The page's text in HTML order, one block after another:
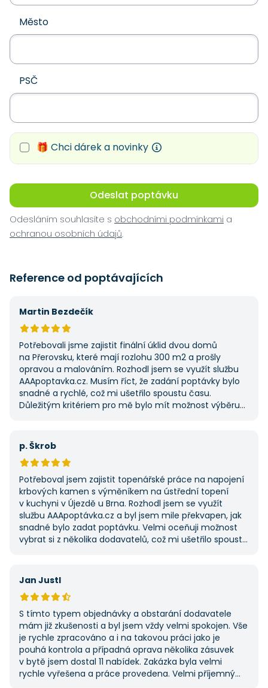
Město
PSČ
🎁 Chci dárek a novinky
Odeslat poptávku
Odesláním souhlasíte s obchodními podmínkami a
ochranou osobních údajů.
Reference od poptávajících
Martin Bezdečík
Potřebovali jsme zajistit finální úklid dvou domů
na Přerovsku, které mají rozlohu 300 m2 a prošly
opravou a malováním. Rozhodl jsem se využít službu
AAApoptavka.cz. Musím říct, že zadání poptávky bylo
snadné a rychlé, což mi ušetřilo spoustu času.
Důležitým kritériem pro mě bylo mít možnost výběru
první, ale se službou jsem byl spokojený, protože mi
umožnila najít rychlé řešení. Vše proběhlo v pořádku
a příště jejich službu využiji znovu.
p. Škrob
Potřeboval jsem zajistit topenářské práce na napojení
krbových kamen s výměníkem na ústřední topení
v kuchyni v Újezdě u Brna. Rozhodl jsem se využít
službu AAApoptávka.cz a byl jsem mile překvapen, jak
snadné bylo zadat poptávku. Velmi oceňuji možnost
vybrat si z několika dodavatelů, což mi ušetřilo spoustu
potřebovat další řemeslné práce.
Jan Justl
S tímto typem objednávky a obstarání dodavatele
mám již zkušenosti a byl jsem vždy velmi spokojen. Vše
je rychle zpracováno a i na takovou práci jako je
pouhá kontrola a případná oprava několika zásuvek
v bytě jsem dostal 11 nabídek. Zakázka byla velmi
rychle vyřešena a práce provedena. Velmi příjemný